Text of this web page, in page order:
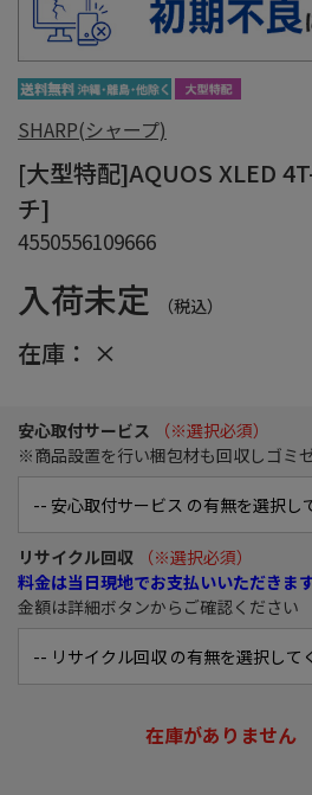
SHARP(シャープ)
[大型特配]AQUOS XLED
チ]
4550556109666
入荷未定 （税込）
在庫： ×
安心取付サービス
（※選択必須）
※商品設置を行い梱包材も回収しゴミゼ
リサイクル回収
（※選択必須）
料金は当日現地でお支払いいただきま
金額は詳細ボタンからご確認ください
在庫がありません